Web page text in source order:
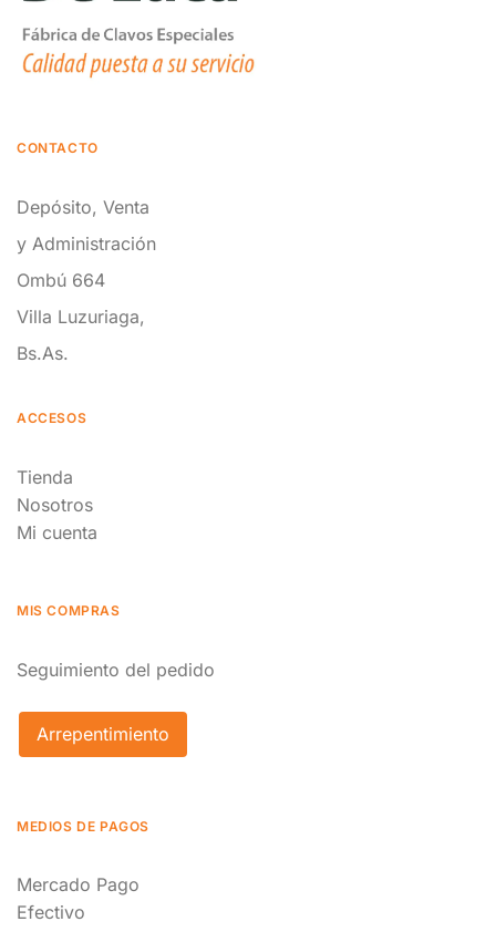
CONTACTO
Depósito, Venta
y Administración
Ombú 664
Villa Luzuriaga,
Bs.As.
ACCESOS
Tienda
Nosotros
Mi cuenta
MIS COMPRAS
Seguimiento del pedido
Arrepentimiento
MEDIOS DE PAGOS
Mercado Pago
Efectivo